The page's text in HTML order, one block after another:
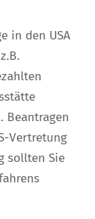
in den USA
Beantragen
Vertretung
sollten Sie